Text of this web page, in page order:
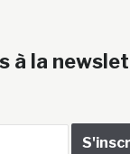
à la